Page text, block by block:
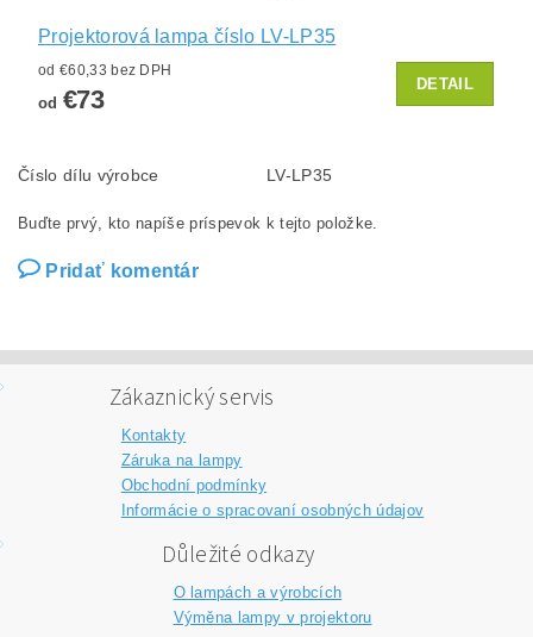
Projektorová lampa číslo LV-LP35
od €60,33 bez DPH
od €73
DETAIL
Číslo dílu výrobce LV-LP35
Buďte prvý, kto napíše príspevok k tejto položke.
Pridať komentár
Zákaznický servis
Kontakty
Záruka na lampy
Obchodní podmínky
Informácie o spracovaní osobných údajov
Důležité odkazy
O lampách a výrobcích
Výměna lampy v projektoru